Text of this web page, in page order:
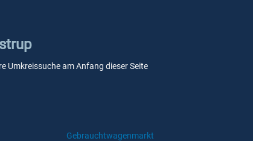
Umkreissuche am Anfang dieser Seite
Gebrauchtwagenmarkt